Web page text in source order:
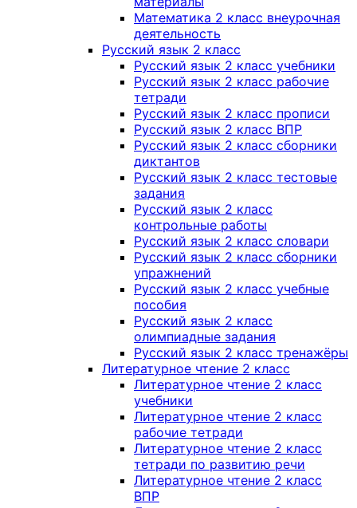
Математика 2 класс внеурочная
деятельность
Русский язык 2 класс
Русский язык 2 класс учебники
Русский язык 2 класс рабочие
тетради
Русский язык 2 класс прописи
Русский язык 2 класс ВПР
Русский язык 2 класс сборники
диктантов
Русский язык 2 класс тестовые
задания
Русский язык 2 класс
контрольные работы
Русский язык 2 класс словари
Русский язык 2 класс сборники
упражнений
Русский язык 2 класс учебные
пособия
Русский язык 2 класс
олимпиадные задания
Русский язык 2 класс тренажёры
Литературное чтение 2 класс
Литературное чтение 2 класс
учебники
Литературное чтение 2 класс
рабочие тетради
Литературное чтение 2 класс
тетради по развитию речи
Литературное чтение 2 класс
ВПР